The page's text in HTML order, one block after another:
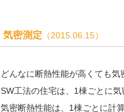
気密測定 （2015.06.15）
どんなに断熱性能が高くても気
SW工法の住宅は、1棟ごとに
気密断熱性能は、1棟ごとに計